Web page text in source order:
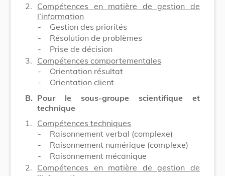
2. Compétences en matière de gestion de
l’information
-
Gestion des priorités
-
Résolution de problèmes
-
Prise de décision
3. Compétences comportementales
-
Orientation résultat
-
Orientation client
B. Pour le sous-groupe scientifique et
technique
1. Compétences techniques
-
Raisonnement verbal (complexe)
-
Raisonnement numérique (complexe)
-
Raisonnement mécanique
2. Compétences en matière de gestion de